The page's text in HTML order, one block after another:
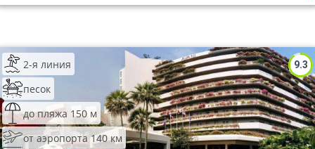
9.3
2-я линия
песок
до пляжа 150 м
от аэропорта 140 км